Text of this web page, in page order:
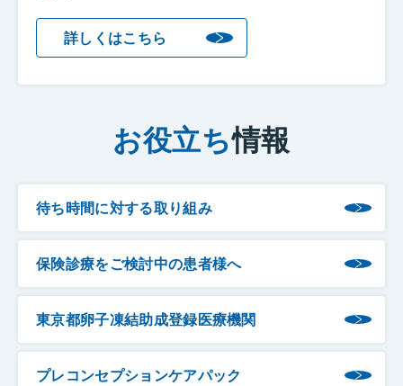
詳しくはこちら
お役立ち情報
待ち時間に対する取り組み
保険診療をご検討中の患者様へ
東京都卵子凍結助成登録医療機関
プレコンセプションケアパック